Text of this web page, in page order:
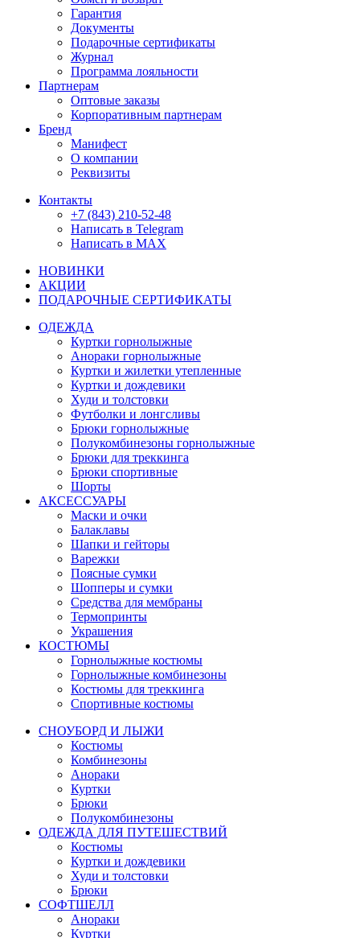
Гарантия
Документы
Подарочные сертификаты
Журнал
Программа лояльности
Партнерам
Оптовые заказы
Корпоративным партнерам
Бренд
Манифест
О компании
Реквизиты
Контакты
+7 (843) 210-52-48
Написать в Telegram
Написать в MAX
НОВИНКИ
АКЦИИ
ПОДАРОЧНЫЕ СЕРТИФИКАТЫ
ОДЕЖДА
Куртки горнолыжные
Анораки горнолыжные
Куртки и жилетки утепленные
Куртки и дождевики
Худи и толстовки
Футболки и лонгсливы
Брюки горнолыжные
Полукомбинезоны горнолыжные
Брюки для треккинга
Брюки спортивные
Шорты
АКСЕССУАРЫ
Маски и очки
Балаклавы
Шапки и гейторы
Варежки
Поясные сумки
Шопперы и сумки
Средства для мембраны
Термопринты
Украшения
КОСТЮМЫ
Горнолыжные костюмы
Горнолыжные комбинезоны
Костюмы для треккинга
Спортивные костюмы
СНОУБОРД И ЛЫЖИ
Костюмы
Комбинезоны
Анораки
Куртки
Брюки
Полукомбинезоны
ОДЕЖДА ДЛЯ ПУТЕШЕСТВИЙ
Костюмы
Куртки и дождевики
Худи и толстовки
Брюки
СОФТШЕЛЛ
Анораки
Куртки